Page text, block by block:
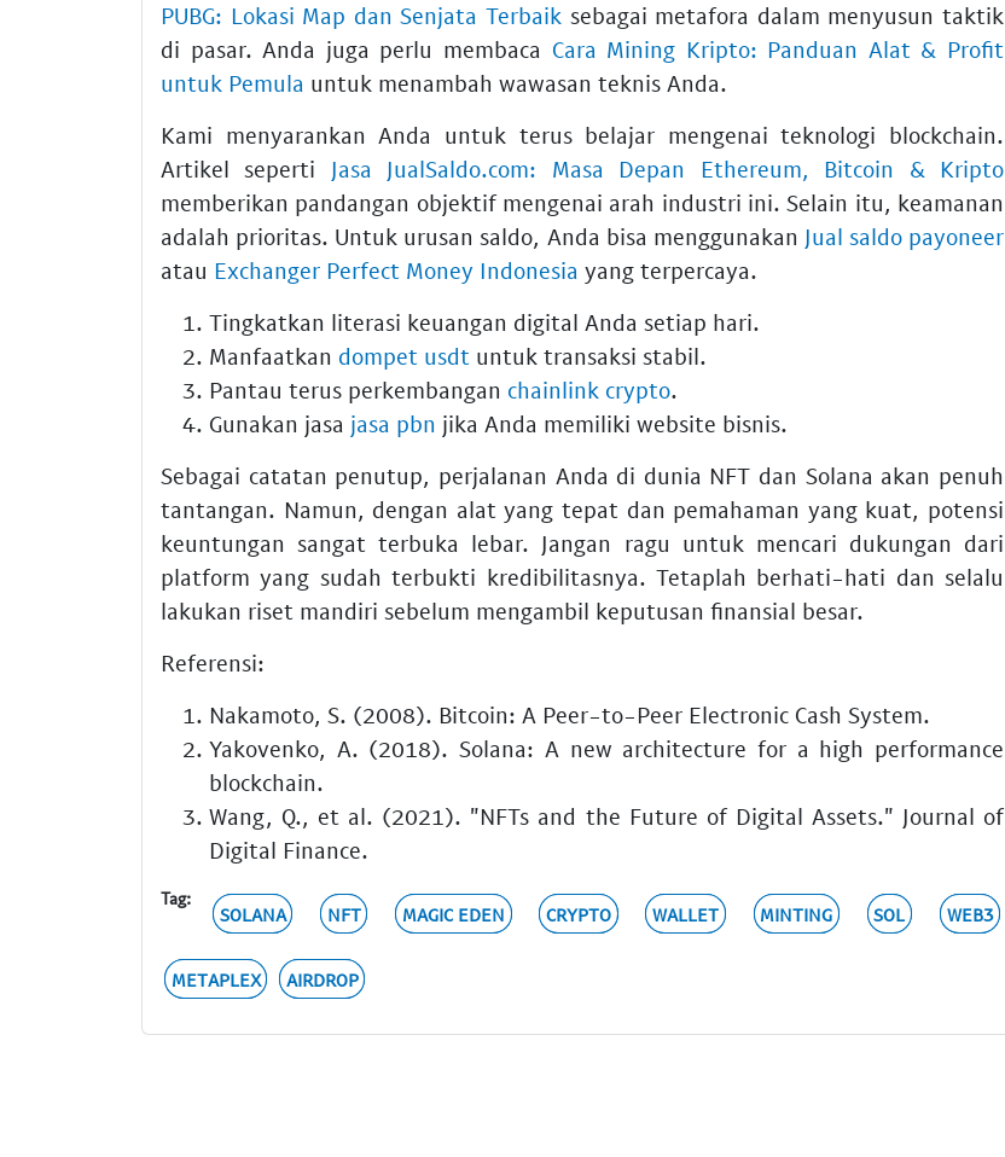
PUBG: Lokasi Map dan Senjata Terbaik sebagai metafora dalam menyusun taktik
di pasar. Anda juga perlu membaca Cara Mining Kripto: Panduan Alat & Profit
untuk Pemula untuk menambah wawasan teknis Anda.
Kami menyarankan Anda untuk terus belajar mengenai teknologi blockchain.
Artikel seperti Jasa JualSaldo.com: Masa Depan Ethereum, Bitcoin & Kripto
memberikan pandangan objektif mengenai arah industri ini. Selain itu, keamanan
adalah prioritas. Untuk urusan saldo, Anda bisa menggunakan Jual saldo payoneer
atau Exchanger Perfect Money Indonesia yang terpercaya.
Tingkatkan literasi keuangan digital Anda setiap hari.
Manfaatkan dompet usdt untuk transaksi stabil.
Pantau terus perkembangan chainlink crypto.
Gunakan jasa jasa pbn jika Anda memiliki website bisnis.
Sebagai catatan penutup, perjalanan Anda di dunia NFT dan Solana akan penuh
tantangan. Namun, dengan alat yang tepat dan pemahaman yang kuat, potensi
keuntungan sangat terbuka lebar. Jangan ragu untuk mencari dukungan dari
platform yang sudah terbukti kredibilitasnya. Tetaplah berhati-hati dan selalu
lakukan riset mandiri sebelum mengambil keputusan finansial besar.
Referensi:
Nakamoto, S. (2008). Bitcoin: A Peer-to-Peer Electronic Cash System.
Yakovenko, A. (2018). Solana: A new architecture for a high performance
blockchain.
Wang, Q., et al. (2021). "NFTs and the Future of Digital Assets." Journal of
Digital Finance.
Tag:
SOLANA NFT MAGIC EDEN CRYPTO WALLET MINTING SOL WEB3
METAPLEX AIRDROP